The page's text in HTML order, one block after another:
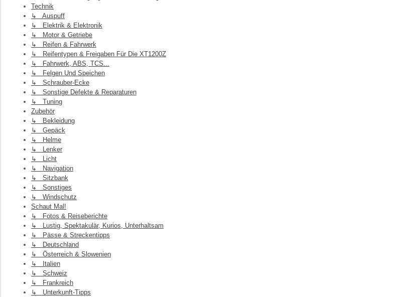
Technik
↳ Auspuff
↳ Elektrik & Elektronik
↳ Motor & Getriebe
↳ Reifen & Fahrwerk
↳ Reifentypen & Freigaben Für Die XT1200Z
↳ Fahrwerk, ABS, TCS...
↳ Felgen Und Speichen
↳ Schrauber-Ecke
↳ Sonstige Defekte & Reparaturen
↳ Tuning
Zubehör
↳ Bekleidung
↳ Gepäck
↳ Helme
↳ Lenker
↳ Licht
↳ Navigation
↳ Sitzbank
↳ Sonstiges
↳ Windschutz
Schaut Mal!
↳ Fotos & Reiseberichte
↳ Lustig, Spektakulär, Kurios, Unterhaltsam
↳ Pässe & Streckentipps
↳ Deutschland
↳ Österreich & Slowenien
↳ Italien
↳ Schweiz
↳ Frankreich
↳ Unterkunft-Tipps